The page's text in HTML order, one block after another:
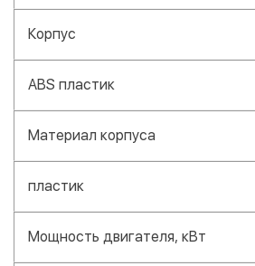
Корпус
ABS пластик
Материал корпуса
пластик
Мощность двигателя, кВт